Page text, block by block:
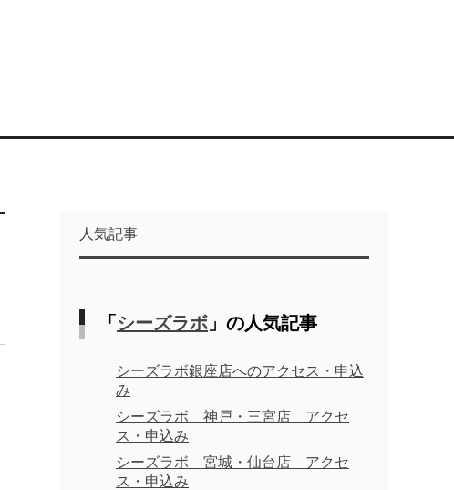
人気記事
「 シーズラボ 」の人気記事
シーズラボ銀座店へのアクセス・申込
み
シーズラボ 神戸・三宮店 アクセ
ス・申込み
シーズラボ 宮城・仙台店 アクセ
ス・申込み